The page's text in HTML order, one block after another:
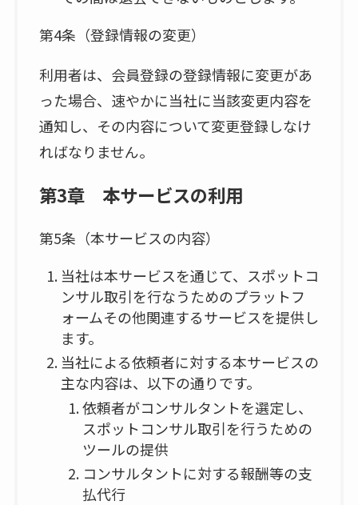
第4条（登録情報の変更）
利用者は、会員登録の登録情報に変更があ
った場合、速やかに当社に当該変更内容を
通知し、その内容について変更登録しなけ
ればなりません。
第3章 本サービスの利用
第5条（本サービスの内容）
当社は本サービスを通じて、スポットコ
ンサル取引を行なうためのプラットフ
ォームその他関連するサービスを提供し
ます。
当社による依頼者に対する本サービスの
主な内容は、以下の通りです。
依頼者がコンサルタントを選定し、
スポットコンサル取引を行うための
ツールの提供
コンサルタントに対する報酬等の支
払代行